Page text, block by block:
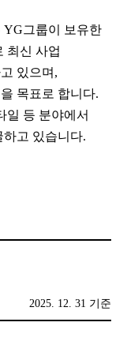
YG그룹이 보유한
최신 사업
있으며,
목표로 합니다.
일 등 분야에서
고 있습니다.
2025. 12. 31 기준